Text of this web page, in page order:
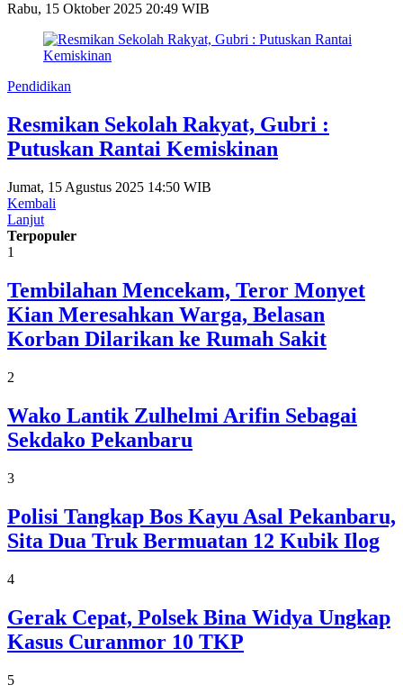
Rabu, 15 Oktober 2025 20:49 WIB
Pendidikan
Resmikan Sekolah Rakyat, Gubri :
Putuskan Rantai Kemiskinan
Jumat, 15 Agustus 2025 14:50 WIB
Kembali
Lanjut
Terpopuler
1
Tembilahan Mencekam, Teror Monyet
Kian Meresahkan Warga, Belasan
Korban Dilarikan ke Rumah Sakit
2
Wako Lantik Zulhelmi Arifin Sebagai
Sekdako Pekanbaru
3
Polisi Tangkap Bos Kayu Asal Pekanbaru,
Sita Dua Truk Bermuatan 12 Kubik Ilog
4
Gerak Cepat, Polsek Bina Widya Ungkap
Kasus Curanmor 10 TKP
5